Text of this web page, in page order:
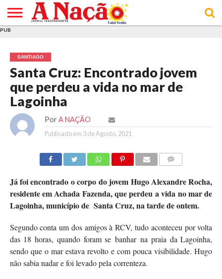
E DE
COOKIES
DE
UTILIZAÇÃO
PUB
SANTIAGO
Santa Cruz: Encontrado jovem
que perdeu a vida no mar de
Lagoinha
Por A NAÇÃO
Publicado em 3 de Agosto, 2021
Já foi encontrado o corpo do jovem Hugo Alexandre Rocha,
residente em Achada Fazenda, que perdeu a vida no mar de
Lagoinha, município de Santa Cruz, na tarde de ontem.
Segundo conta um dos amigos à RCV, tudo aconteceu por volta
das 18 horas, quando foram se banhar na praia da Lagoinha,
sendo que o mar estava revolto e com pouca visibilidade. Hugo
não sabia nadar e foi levado pela correnteza.